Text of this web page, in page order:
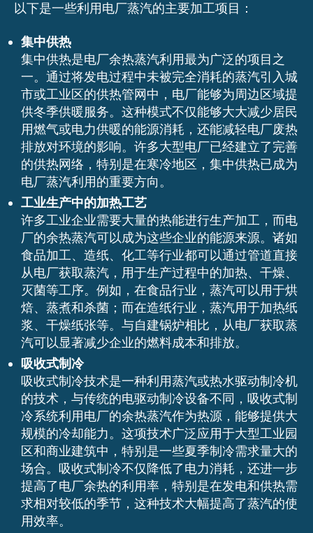
以下是一些利用电厂蒸汽的主要加工项目：
集中供热
集中供热是电厂余热蒸汽利用最为广泛的项目之
一。通过将发电过程中未被完全消耗的蒸汽引入城
市或工业区的供热管网中，电厂能够为周边区域提
供冬季供暖服务。这种模式不仅能够大大减少居民
用燃气或电力供暖的能源消耗，还能减轻电厂废热
排放对环境的影响。许多大型电厂已经建立了完善
的供热网络，特别是在寒冷地区，集中供热已成为
电厂蒸汽利用的重要方向。
工业生产中的加热工艺
许多工业企业需要大量的热能进行生产加工，而电
厂的余热蒸汽可以成为这些企业的能源来源。诸如
食品加工、造纸、化工等行业都可以通过管道直接
从电厂获取蒸汽，用于生产过程中的加热、干燥、
灭菌等工序。例如，在食品行业，蒸汽可以用于烘
焙、蒸煮和杀菌；而在造纸行业，蒸汽用于加热纸
浆、干燥纸张等。与自建锅炉相比，从电厂获取蒸
汽可以显著减少企业的燃料成本和排放。
吸收式制冷
吸收式制冷技术是一种利用蒸汽或热水驱动制冷机
的技术，与传统的电驱动制冷设备不同，吸收式制
冷系统利用电厂的余热蒸汽作为热源，能够提供大
规模的冷却能力。这项技术广泛应用于大型工业园
区和商业建筑中，特别是一些夏季制冷需求量大的
场合。吸收式制冷不仅降低了电力消耗，还进一步
提高了电厂余热的利用率，特别是在发电和供热需
求相对较低的季节，这种技术大幅提高了蒸汽的使
用效率。